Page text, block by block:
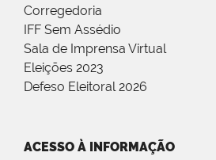
Corregedoria
IFF Sem Assédio
Sala de Imprensa Virtual
Eleições 2023
Defeso Eleitoral 2026
ACESSO À INFORMAÇÃO